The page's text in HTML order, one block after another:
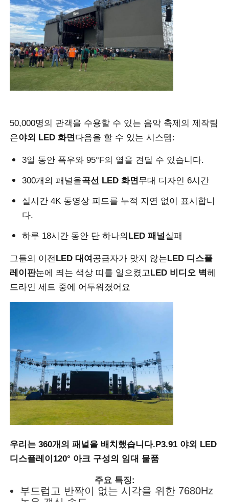
제품
비디오
VR 쇼
공장 견학
문의하기
뉴스
사례
LED 디스플레이 화면
연주회는 스크린을 이끌었습니다
COB LED 비디오 월
투명한 LED 디스플레이
50,000명의 관객을 수용할 수 있는 음악 축제의 제작팀
은야외 LED 화면 다음을 할 수 있는 시스템:
3일 동안 폭우와 95°F의 열을 견딜 수 있습니다.
300개의 패널을곡선 LED 화면 무대 디자인 6시간
실시간 4K 동영상 피드를 누적 지연 없이 표시합니
다.
하루 18시간 동안 단 하나의 LED 패널 실패
그들의 이전 LED 대여 공급자가 맞지 않는LED 디스플
레이판눈에 띄는 색상 띠를 일으켰고LED 비디오 벽헤
드라인 세트 중에 어두워졌어요
우리는 360개의 패널을 배치했습니다. P3.91 야외 LED
디스플레이 120° 아크 구성의 임대 물품
주요 특징:
부드럽고 반짝이 없는 시각을 위한 7680Hz